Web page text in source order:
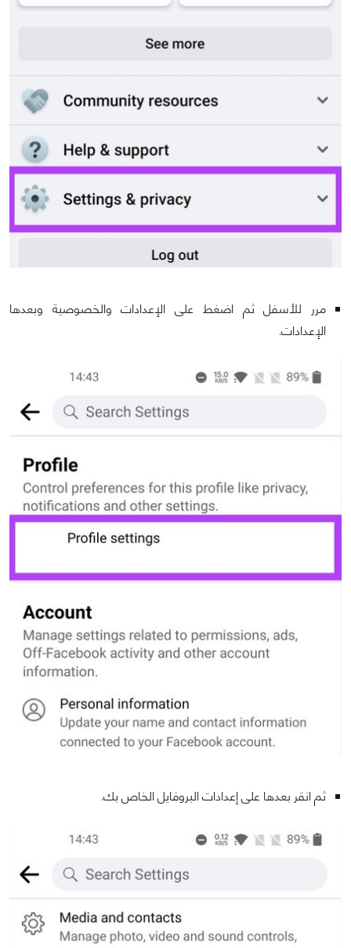
مرر للأسفل ثم اضغط على الإعدادات والخصوصية وبعدها
الإعدادات.
ثم انقر بعدها على إعدادات البروفايل الخاص بك.